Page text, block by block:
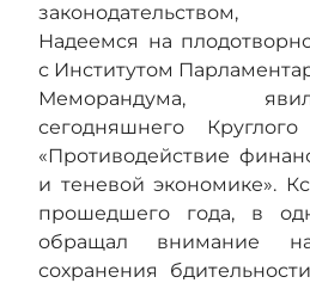
законодательством,
Надеемся на
с Институтом
Меморандума,
сегодняшнего
«Противодействие
и теневой экономике».
прошедшего года, в
обращал внимание на
сохранения